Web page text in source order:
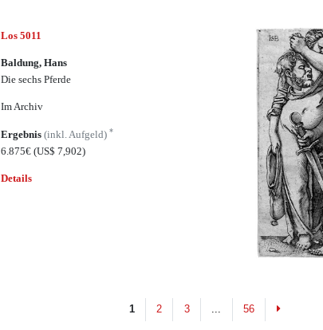
Los 5011
Baldung, Hans
Die sechs Pferde
Im Archiv
Ergebnis(inkl. Aufgeld)*
6.875€(US$ 7,902)
Details
1 2 3 ... 56 Next